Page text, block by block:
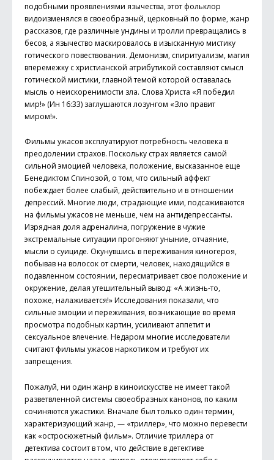
подобными проявлениями язычества, этот фольклор
видоизменялся в своеобразный, церковный по форме, жанр
рассказов, где различные ундины и тролли превращались в
бесов, а язычество маскировалось в изысканную мистику
готического повествования. Демонизм, спиритуализм, магия
вперемежку с христианской атрибутикой составляют смысл
готической мистики, главной темой которой оставалась
мысль о неискоренимости зла. Слова Христа «Я победил
мир!» (Ин 16:33) заглушаются лозунгом «Зло правит
миром!».
Фильмы ужасов эксплуатируют потребность человека в
преодолении страхов. Поскольку страх является самой
сильной эмоцией человека, положение, высказанное еще
Бенедиктом Спинозой, о том, что сильный аффект
побеждает более слабый, действительно и в отношении
депрессий. Многие люди, страдающие ими, подсаживаются
на фильмы ужасов не меньше, чем на антидепрессанты.
Изрядная доля адреналина, погружение в чужие
экстремальные ситуации прогоняют уныние, отчаяние,
мысли о суициде. Окунувшись в переживания киногероя,
побывав на волосок от смерти, человек, находящийся в
подавленном состоянии, пересматривает свое положение и
окружение, делая утешительный вывод: «А жизнь-то,
похоже, налаживается!» Исследования показали, что
сильные эмоции и переживания, возникающие во время
просмотра подобных картин, усиливают аппетит и
сексуальное влечение. Недаром многие исследователи
считают фильмы ужасов наркотиком и требуют их
запрещения.
Пожалуй, ни один жанр в киноискусстве не имеет такой
разветвленной системы своеобразных канонов, по каким
сочиняются ужастики. Вначале был только один термин,
характеризующий жанр, — «триллер», что можно перевести
как «остросюжетный фильм». Отличие триллера от
детектива состоит в том, что действие в детективе